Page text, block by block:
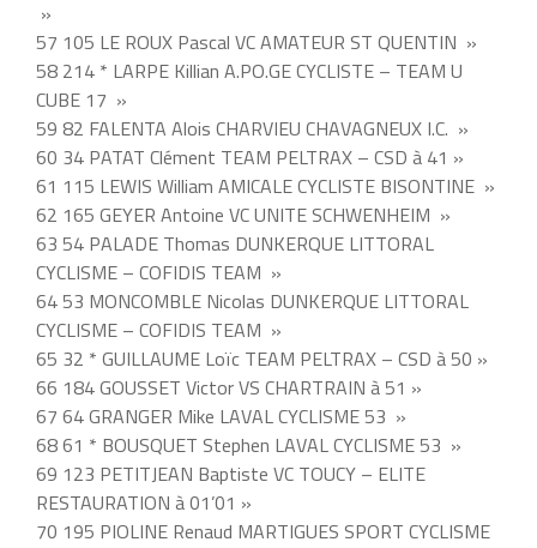
»
57 105 LE ROUX Pascal VC AMATEUR ST QUENTIN »
58 214 * LARPE Killian A.PO.GE CYCLISTE – TEAM U
CUBE 17 »
59 82 FALENTA Alois CHARVIEU CHAVAGNEUX I.C. »
60 34 PATAT Clément TEAM PELTRAX – CSD à 41 »
61 115 LEWIS William AMICALE CYCLISTE BISONTINE »
62 165 GEYER Antoine VC UNITE SCHWENHEIM »
63 54 PALADE Thomas DUNKERQUE LITTORAL
CYCLISME – COFIDIS TEAM »
64 53 MONCOMBLE Nicolas DUNKERQUE LITTORAL
CYCLISME – COFIDIS TEAM »
65 32 * GUILLAUME Loïc TEAM PELTRAX – CSD à 50 »
66 184 GOUSSET Victor VS CHARTRAIN à 51 »
67 64 GRANGER Mike LAVAL CYCLISME 53 »
68 61 * BOUSQUET Stephen LAVAL CYCLISME 53 »
69 123 PETITJEAN Baptiste VC TOUCY – ELITE
RESTAURATION à 01’01 »
70 195 PIOLINE Renaud MARTIGUES SPORT CYCLISME